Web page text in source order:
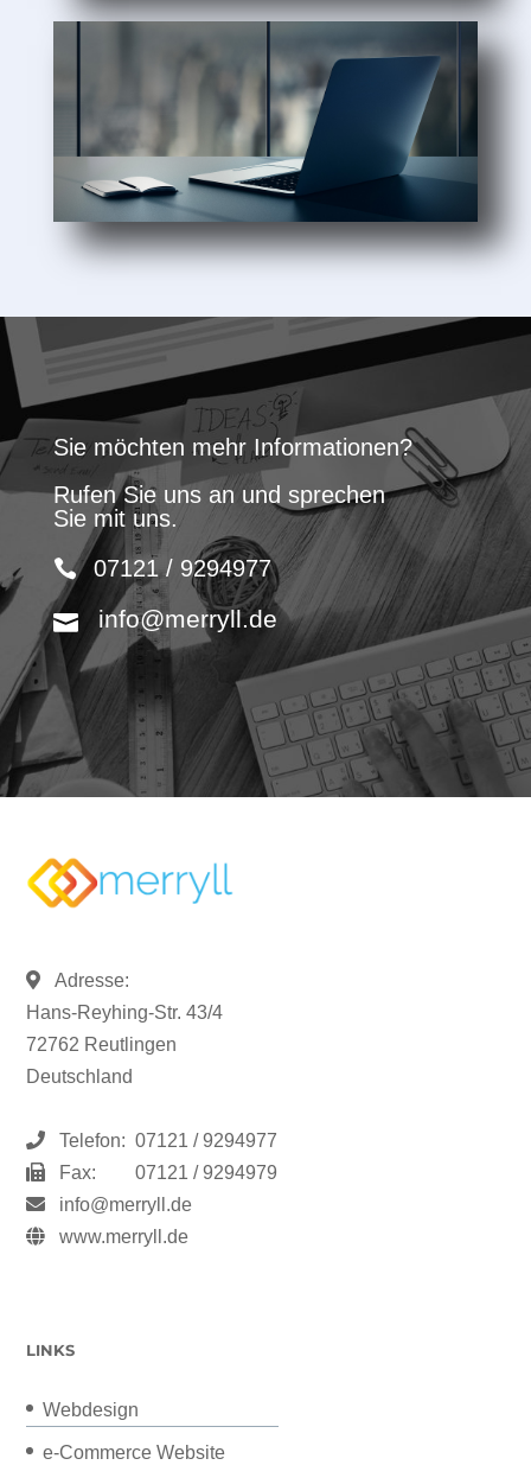
Sie möchten mehr Informationen?
Rufen Sie uns an und sprechen
Sie mit uns.
07121 / 9294977
info@merryll.de
Adresse:
Hans-Reyhing-Str. 43/4
72762 Reutlingen
Deutschland
Telefon: 07121 / 9294977
Fax:
07121 / 9294979
info@merryll.de
www.merryll.de
LINKS
Webdesign
e-Commerce Website